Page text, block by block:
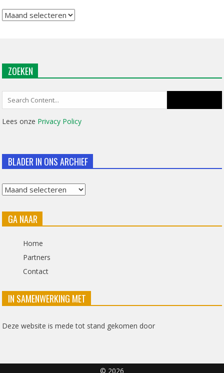
Archief
ZOEKEN
Lees onze Privacy Policy
BLADER IN ONS ARCHIEF
Blader
ons
GA NAAR
Home
Partners
Contact
IN SAMENWERKING MET
Deze website is mede tot stand gekomen door
© 2026